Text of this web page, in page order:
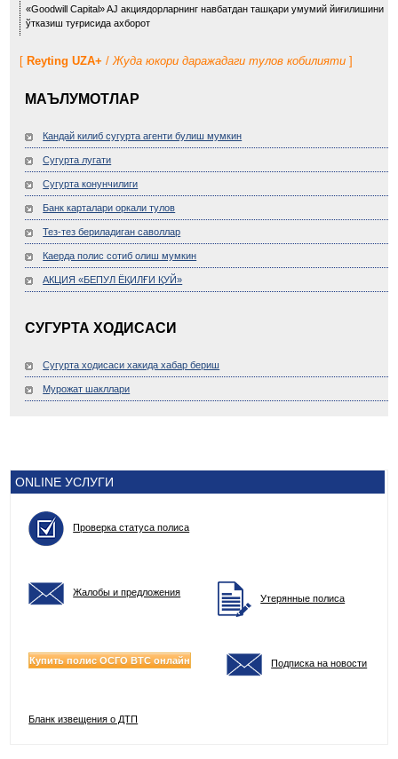
«Goodwill Capital» AJ акциядорларнинг навбатдан ташқари умумий йиғилишини
ўтказиш туғрисида ахборот
[Reyting UZA+ /Жуда юкори даражадаги тулов кобилияти]
МАЪЛУМОТЛАР
Кандай килиб сугурта агенти булиш мумкин
Сугурта лугати
Сугурта конунчилиги
Банк карталари оркали тулов
Тез-тез бериладиган саволлар
Каерда полис сотиб олиш мумкин
АКЦИЯ «БЕПУЛ ЁҚИЛҒИ ҚУЙ»
СУГУРТА ХОДИСАСИ
Сугурта ходисаси хакида хабар бериш
Мурожат шакллари
ONLINE УСЛУГИ
Проверка статуса полиса
Жалобы и предложения
Утерянные полиса
Купить полис ОСГО ВТС онлайн Подписка на новости
Бланк извещения о ДТП